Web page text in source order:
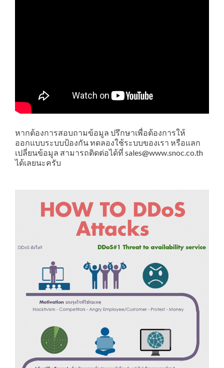
หากต้องการสอบถามข้อมูล ปรึกษาเพื่อต้องการให้
ออกแบบระบบป้องกัน ทดลองใช้ระบบของเรา หรือแลก
เปลี่ยนข้อมูล สามารถติดต่อได้ที่ sales@www.snoc.co.th
ได้เลยนะครับ